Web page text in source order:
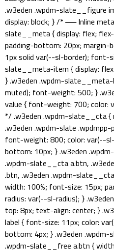
.w3eden .wpdm-slate__figure
display: block; } /* ── Inline
slate__meta { display: flex;
padding-bottom: 20px;
1px solid var(--sl-border); font-
slate__meta-item { display:
} .w3eden .wpdm-
muted); font-weight: 500; }
value { font-weight: 700;
*/ .w3eden .wpdm-slate__cta
.w3eden .wpdm-slate
font-weight: 800; color: var(--
bottom: 10px; } .w3eden
.wpdm-slate__cta a.btn,
.btn, .w3eden .wpdm-
width: 100%; font-size: 15px;
radius: var(--sl-radius); }
top: 8px; text-align: center; }
label { font-size: 11px; color:
bottom: 4px; } .w3eden
.wpdm-slate__free a.btn {